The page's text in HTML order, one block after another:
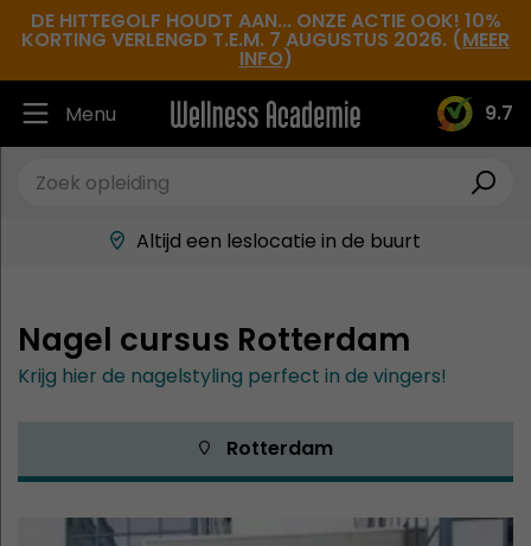
DE HITTEGOLF HOUDT AAN... ONZE ACTIE OOK! 10%
KORTING VERLENGD T.E.M. 7 AUGUSTUS 2026. (MEER
INFO)
9.7
Menu
Ruim 30.000 tevreden studenten
Beste docenten in de branche
Altijd een leslocatie in de buurt
Nagel cursus Rotterdam
Krijg hier de nagelstyling perfect in de vingers!
Rotterdam